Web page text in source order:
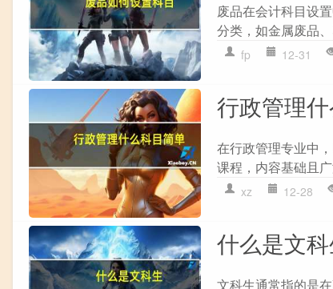
废品在会计科目设
分类，如金属废品
fp 12-31
行政管理
在行政管理专业中
课程，内容基础且
xz 12-28
什么是文
文科生通常指的是